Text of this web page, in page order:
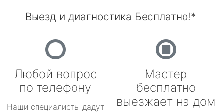
Выезд и диагностика Бесплатно!*
Любой вопрос
по телефону
Наши специалисты дадут
Мастер
бесплатно
выезжает на дом